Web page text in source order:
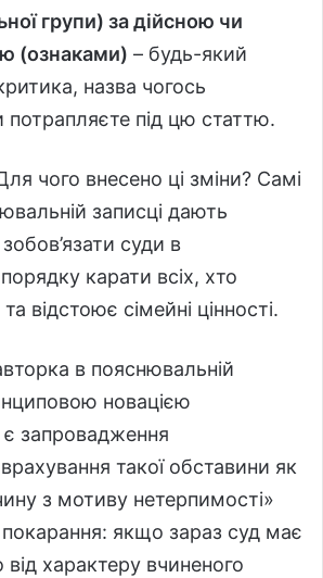
групи) за дійсною чи
(ознаками) – будь-який
назва чогось
потрапляєте під цю статтю.
чого внесено ці зміни? Самі
записці дають
суди в
карати всіх, хто
відстоює сімейні цінності.
в пояснювальній
новацією
запровадження
врахування такої обставини як
з мотиву нетерпимості»
покарання: якщо зараз суд має
характеру вчиненого